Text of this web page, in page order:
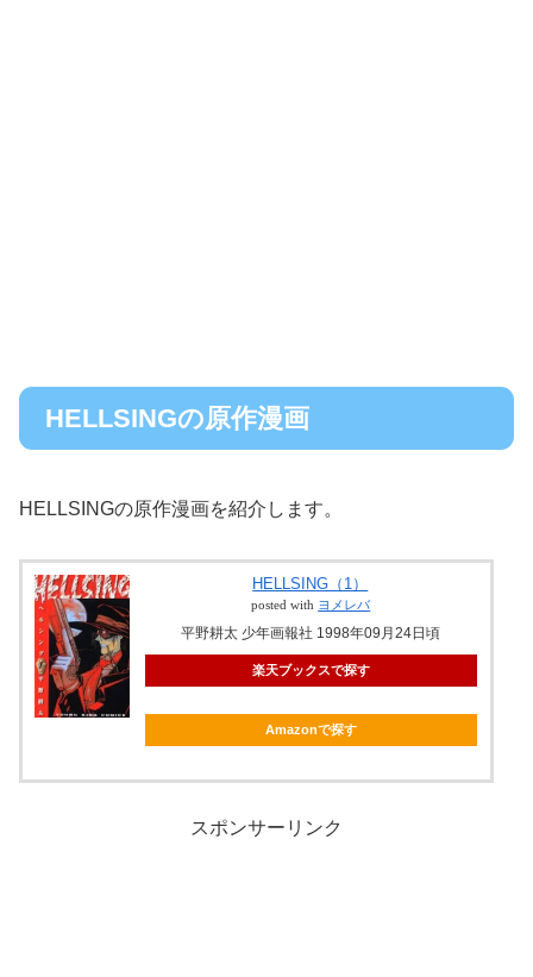
HELLSINGの原作漫画
HELLSINGの原作漫画を紹介します。
HELLSING（1）
posted with ヨメレバ
平野耕太 少年画報社 1998年09月24日頃
楽天ブックスで探す
Amazonで探す
スポンサーリンク